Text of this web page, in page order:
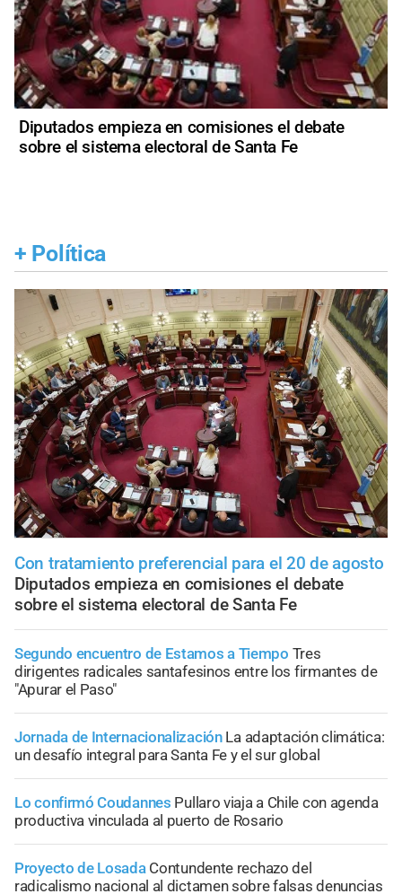
Diputados empieza en comisiones el debate
sobre el sistema electoral de Santa Fe
+ Política
Con tratamiento preferencial para el 20 de agosto
Diputados empieza en comisiones el debate
sobre el sistema electoral de Santa Fe
Segundo encuentro de Estamos a Tiempo Tres
dirigentes radicales santafesinos entre los firmantes de
"Apurar el Paso"
Jornada de Internacionalización La adaptación climática:
un desafío integral para Santa Fe y el sur global
Lo confirmó Coudannes Pullaro viaja a Chile con agenda
productiva vinculada al puerto de Rosario
Proyecto de Losada Contundente rechazo del
radicalismo nacional al dictamen sobre falsas denuncias